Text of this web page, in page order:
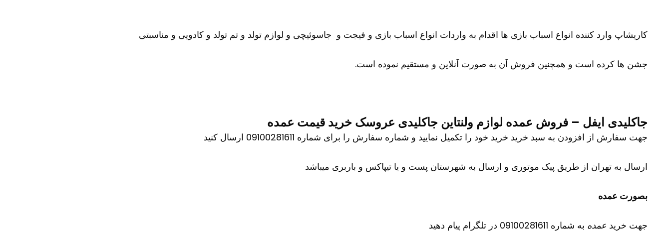
کاریشاپ وارد کننده انواع اسباب بازی ها اقدام به واردات انواع اسباب بازی و فیجت و جاسوئیچی و لوازم تولد و تم تولد و کادویی و مناسبتی
جشن ها کرده است و همچنین فروش آن به صورت آنلاین و مستقیم نموده است.
جاکلیدی ایفل – فروش عمده لوازم ولنتاین جاکلیدی عروسک خرید قیمت عمده
جهت سفارش از افزودن به سبد خرید خرید خود را تکمیل نمایید و شماره سفارش را برای شماره 09100281611 ارسال کنید
ارسال به تهران از طریق پیک موتوری و ارسال به شهرستان پست و یا تیپاکس و باربری میباشد
بصورت عمده
جهت خرید عمده به شماره 09100281611 در تلگرام پیام دهید